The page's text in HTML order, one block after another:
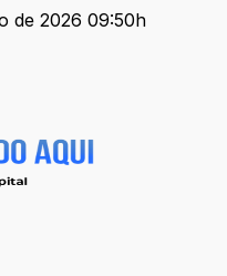
de 2026 09:50h